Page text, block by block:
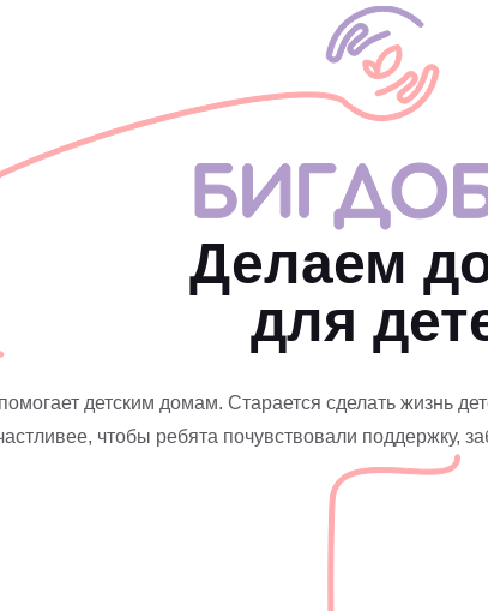
Делаем
для
детским домам. Старается сделать жизнь
чтобы ребята почувствовали поддержку,